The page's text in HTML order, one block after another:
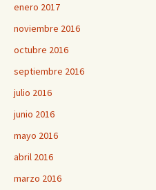
enero 2017
noviembre 2016
octubre 2016
septiembre 2016
julio 2016
junio 2016
mayo 2016
abril 2016
marzo 2016